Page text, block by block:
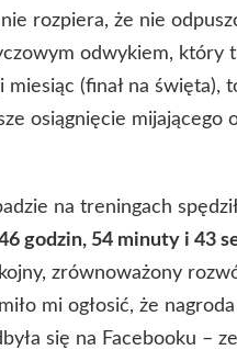
rozpiera, że nie
odwykiem, który
miesiąc (finał na święta),
osiągnięcie mijającego
na treningach
godzin, 54 minuty i 43
zrównoważony
mi ogłosić, że
się na Facebooku –